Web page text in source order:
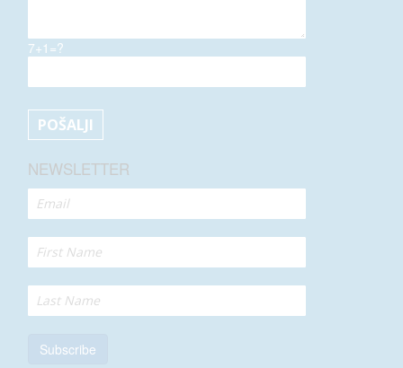
7+1=?
NEWSLETTER
Subscribe